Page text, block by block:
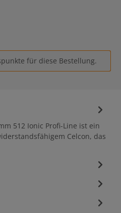
für diese Bestellung.
512 Ionic Profi-Line ist ein
Celcon, das